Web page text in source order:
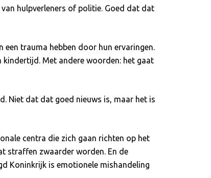
hulpverleners of politie. Goed dat dat
trauma hebben door hun ervaringen.
Met andere woorden: het gaat
Niet dat dat goed nieuws is, maar het is
centra die zich gaan richten op het
straffen zwaarder worden. En de
Koninkrijk is emotionele mishandeling